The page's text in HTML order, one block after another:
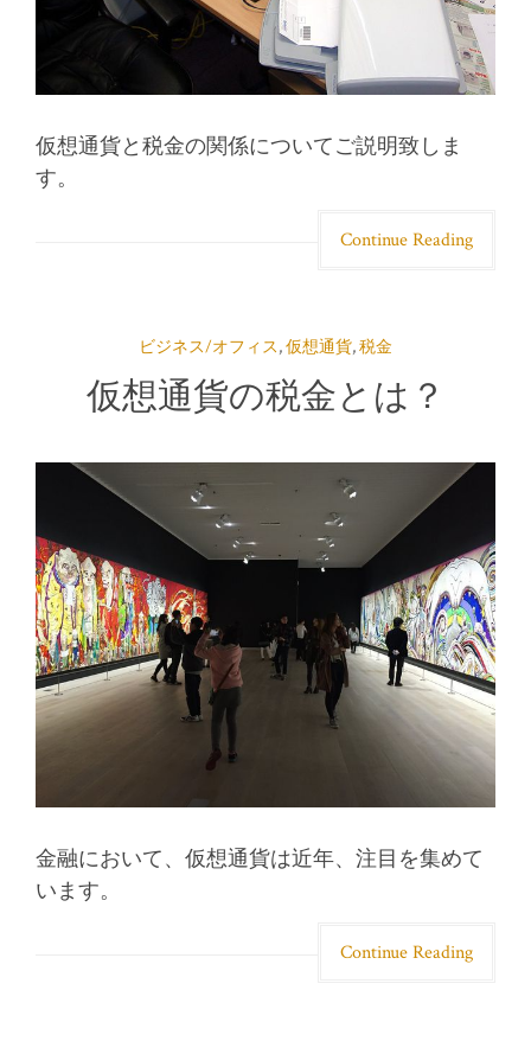
仮想通貨と税金の関係についてご説明致しま
す。
Continue Reading
ビジネス/オフィス,仮想通貨,税金
仮想通貨の税金とは？
金融において、仮想通貨は近年、注目を集めて
います。
Continue Reading